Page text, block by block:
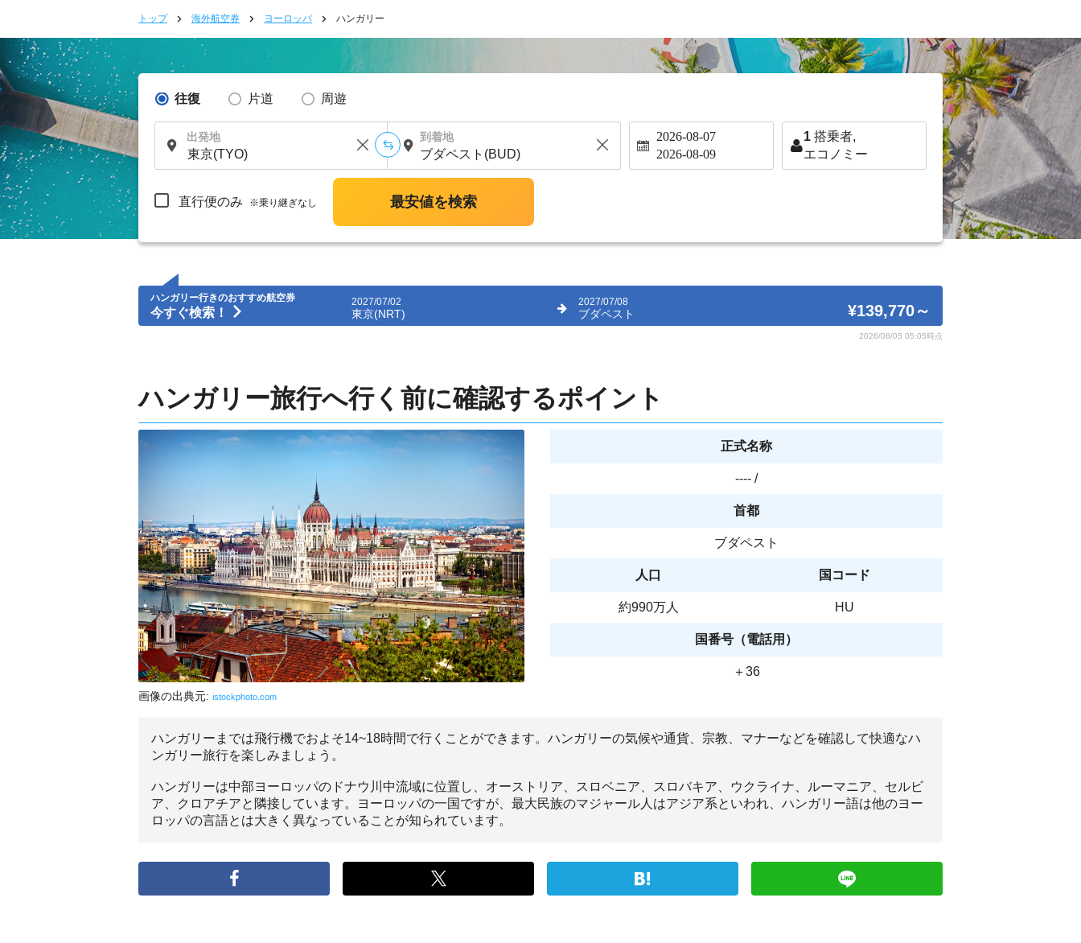
トップ 海外航空券 ヨーロッパ ハンガリー
往復 片道 周遊
出発地 到着地 2026-08-07
2026-08-09
1 搭乗者,
エコノミー
直行便のみ ※乗り継ぎなし 最安値を検索
ハンガリー行きのおすすめ航空券
今すぐ検索！
2027/07/02
東京(NRT)
2027/07/08
ブダペスト ¥139,770～
2026/08/05 05:05時点
ハンガリー旅行へ行く前に確認するポイント
画像の出典元: istockphoto.com
正式名称
---- /
首都
ブダペスト
人口 国コード
約990万人 HU
国番号（電話用）
＋36
ハンガリーまでは飛行機でおよそ14~18時間で行くことができます。ハンガリーの気候や通貨、宗教、マナーなどを確認して快適なハ
ンガリー旅行を楽しみましょう。
ハンガリーは中部ヨーロッパのドナウ川中流域に位置し、オーストリア、スロベニア、スロバキア、ウクライナ、ルーマニア、セルビ
ア、クロアチアと隣接しています。ヨーロッパの一国ですが、最大民族のマジャール人はアジア系といわれ、ハンガリー語は他のヨー
ロッパの言語とは大きく異なっていることが知られています。